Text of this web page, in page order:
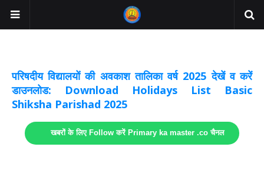
परिषदीय विद्यालयों की अवकाश तालिका वर्ष 2025 देखें व करें
डाउनलोड: Download Holidays List Basic
Shiksha Parishad 2025
खबरों के लिए Follow करें Primary ka master .co चैनल